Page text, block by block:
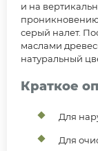
и на
проникновению
серый налет.
маслами
натуральный
Краткое
Для
Для